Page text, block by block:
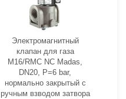
Электромагнитный
клапан для газа
M16/RMC NC Madas,
DN20, Р=6 bar,
нормально закрытый с
ручным взводом затвора